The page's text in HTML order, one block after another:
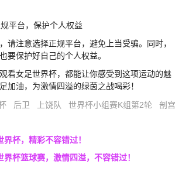
平台，保护个人权益
请注意选择正规平台，避免上当受骗。同时，
要保护好自己的个人权益。
看女足世界杯，都能让你感受到这项运动的魅
加油，为激情四溢的绿茵之战喝彩！
后卫 上饶队 世界杯小组赛K组第2轮
剖宫
界杯，精彩不容错过！
界杯篮球赛，激情四溢，不容错过！